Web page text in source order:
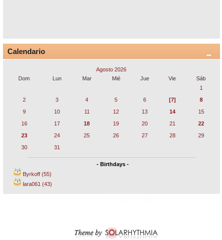
Calendario
Agosto 2026
Dom
Lun Mar Mié Jue Vie
Sáb
1
2
3 4 5 6 [7]
8
9
10 11 12 13 14
15
16
17 18 19 20 21
22
23
24 25 26 27 28
29
30
31
- Birthdays -
Byrkoff (55)
lara061 (43)